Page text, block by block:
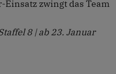
zwingt das Team
8 | ab 23. Januar